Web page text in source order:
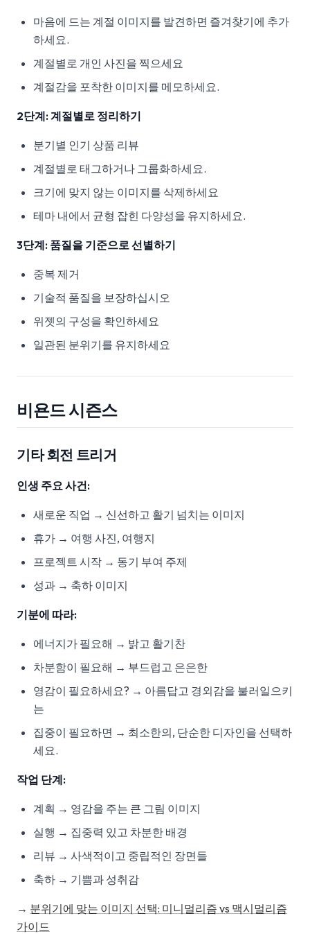
마음에 드는 계절 이미지를 발견하면 즐겨찾기에 추가
하세요.
계절별로 개인 사진을 찍으세요
계절감을 포착한 이미지를 메모하세요.
2단계: 계절별로 정리하기
분기별 인기 상품 리뷰
계절별로 태그하거나 그룹화하세요.
크기에 맞지 않는 이미지를 삭제하세요
테마 내에서 균형 잡힌 다양성을 유지하세요.
3단계: 품질을 기준으로 선별하기
중복 제거
기술적 품질을 보장하십시오
위젯의 구성을 확인하세요
일관된 분위기를 유지하세요
비욘드 시즌스
기타 회전 트리거
인생 주요 사건:
새로운 직업 → 신선하고 활기 넘치는 이미지
휴가 → 여행 사진, 여행지
프로젝트 시작 → 동기 부여 주제
성과 → 축하 이미지
기분에 따라:
에너지가 필요해 → 밝고 활기찬
차분함이 필요해 → 부드럽고 은은한
영감이 필요하세요? → 아름답고 경외감을 불러일으키
는
집중이 필요하면 → 최소한의, 단순한 디자인을 선택하
세요.
작업 단계:
계획 → 영감을 주는 큰 그림 이미지
실행 → 집중력 있고 차분한 배경
리뷰 → 사색적이고 중립적인 장면들
축하 → 기쁨과 성취감
→ 분위기에 맞는 이미지 선택: 미니멀리즘 vs 맥시멀리즘
가이드